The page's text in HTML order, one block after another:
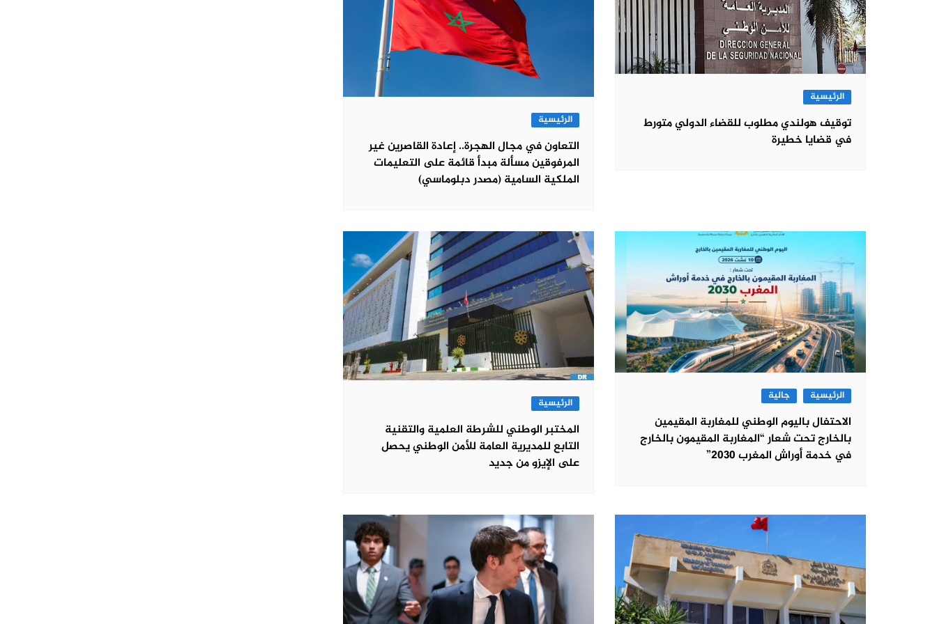
الرئيسية
توقيف هولندي مطلوب للقضاء الدولي متورط
في قضايا خطيرة
الرئيسية
التعاون في مجال الهجرة.. إعادة القاصرين غير
المرفوقين مسألة مبدأ قائمة على التعليمات
الملكية السامية (مصدر دبلوماسي)
الرئيسية جالية
الاحتفال باليوم الوطني للمغاربة المقيمين
بالخارج تحت شعار “المغاربة المقيمون بالخارج
في خدمة أوراش المغرب 2030”
الرئيسية
المختبر الوطني للشرطة العلمية والتقنية
التابع للمديرية العامة للأمن الوطني يحصل
على الإيزو من جديد